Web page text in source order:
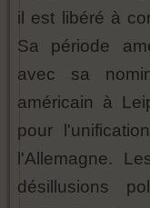
il est libéré à
Sa période
avec sa
américain à
pour
l'Allemagne.
désillusions